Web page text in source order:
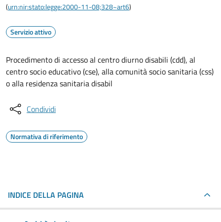
(urn:nir:stato:legge:2000-11-08;328~art6)
Servizio attivo
Procedimento di accesso al centro diurno disabili (cdd), al
centro socio educativo (cse), alla comunità socio sanitaria (css)
o alla residenza sanitaria disabil
Condividi
Normativa di riferimento
INDICE DELLA PAGINA